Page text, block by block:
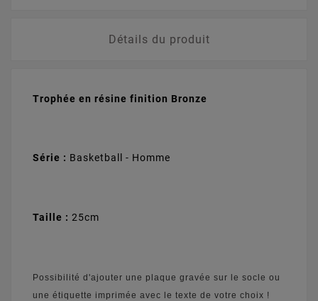
Détails du produit
Trophée en résine finition Bronze
Série : Basketball - Homme
Taille : 25cm
Possibilité d'ajouter une plaque gravée sur le socle ou
une étiquette imprimée avec le texte de votre choix !